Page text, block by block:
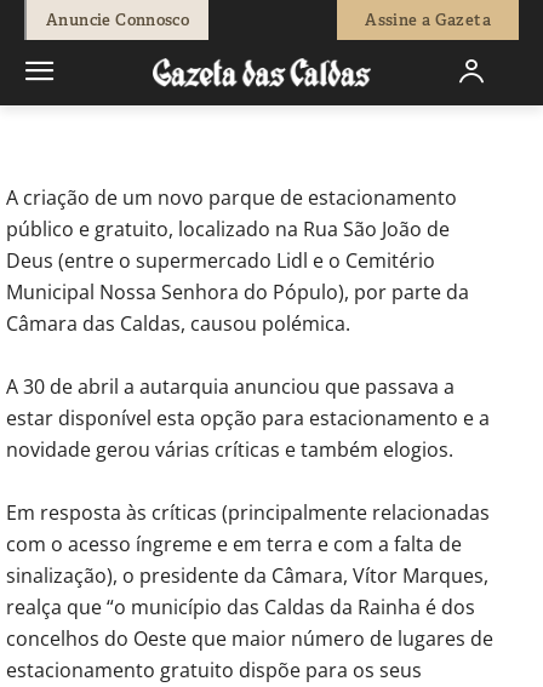
Anuncie Connosco Assine a Gazeta
Isaque Vicente - 746 0
A criação de um novo parque de estacionamento
público e gratuito, localizado na Rua São João de
Deus (entre o supermercado Lidl e o Cemitério
Municipal Nossa Senhora do Pópulo), por parte da
Câmara das Caldas, causou polémica.
A 30 de abril a autarquia anunciou que passava a
estar disponível esta opção para estacionamento e a
novidade gerou várias críticas e também elogios.
Em resposta às críticas (principalmente relacionadas
com o acesso íngreme e em terra e com a falta de
sinalização), o presidente da Câmara, Vítor Marques,
realça que “o município das Caldas da Rainha é dos
concelhos do Oeste que maior número de lugares de
estacionamento gratuito dispõe para os seus